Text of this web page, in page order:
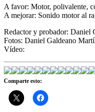
A favor: Motor, polivalente,
A mejorar: Sonido motor al
Redactor y probador: Daniel
Fotos: Daniel Galdeano
Vídeo:
Comparte esto: